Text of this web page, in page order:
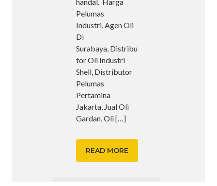
Pelumas
Industri, Agen Oli
Di
Surabaya, Distribu
tor Oli Industri
Shell, Distributor
Pelumas
Pertamina
Jakarta, Jual Oli
Gardan, Oli[…]
READ MORE